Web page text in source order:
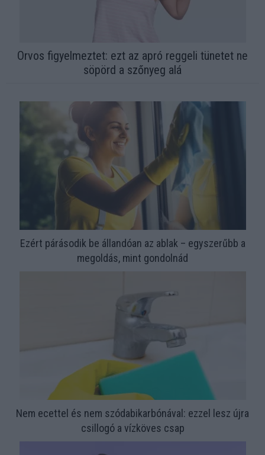
Orvos figyelmeztet: ezt az apró reggeli tünetet ne
söpörd a szőnyeg alá
Ezért párásodik be állandóan az ablak – egyszerűbb a
megoldás, mint gondolnád
Nem ecettel és nem szódabikarbónával: ezzel lesz újra
csillogó a vízköves csap